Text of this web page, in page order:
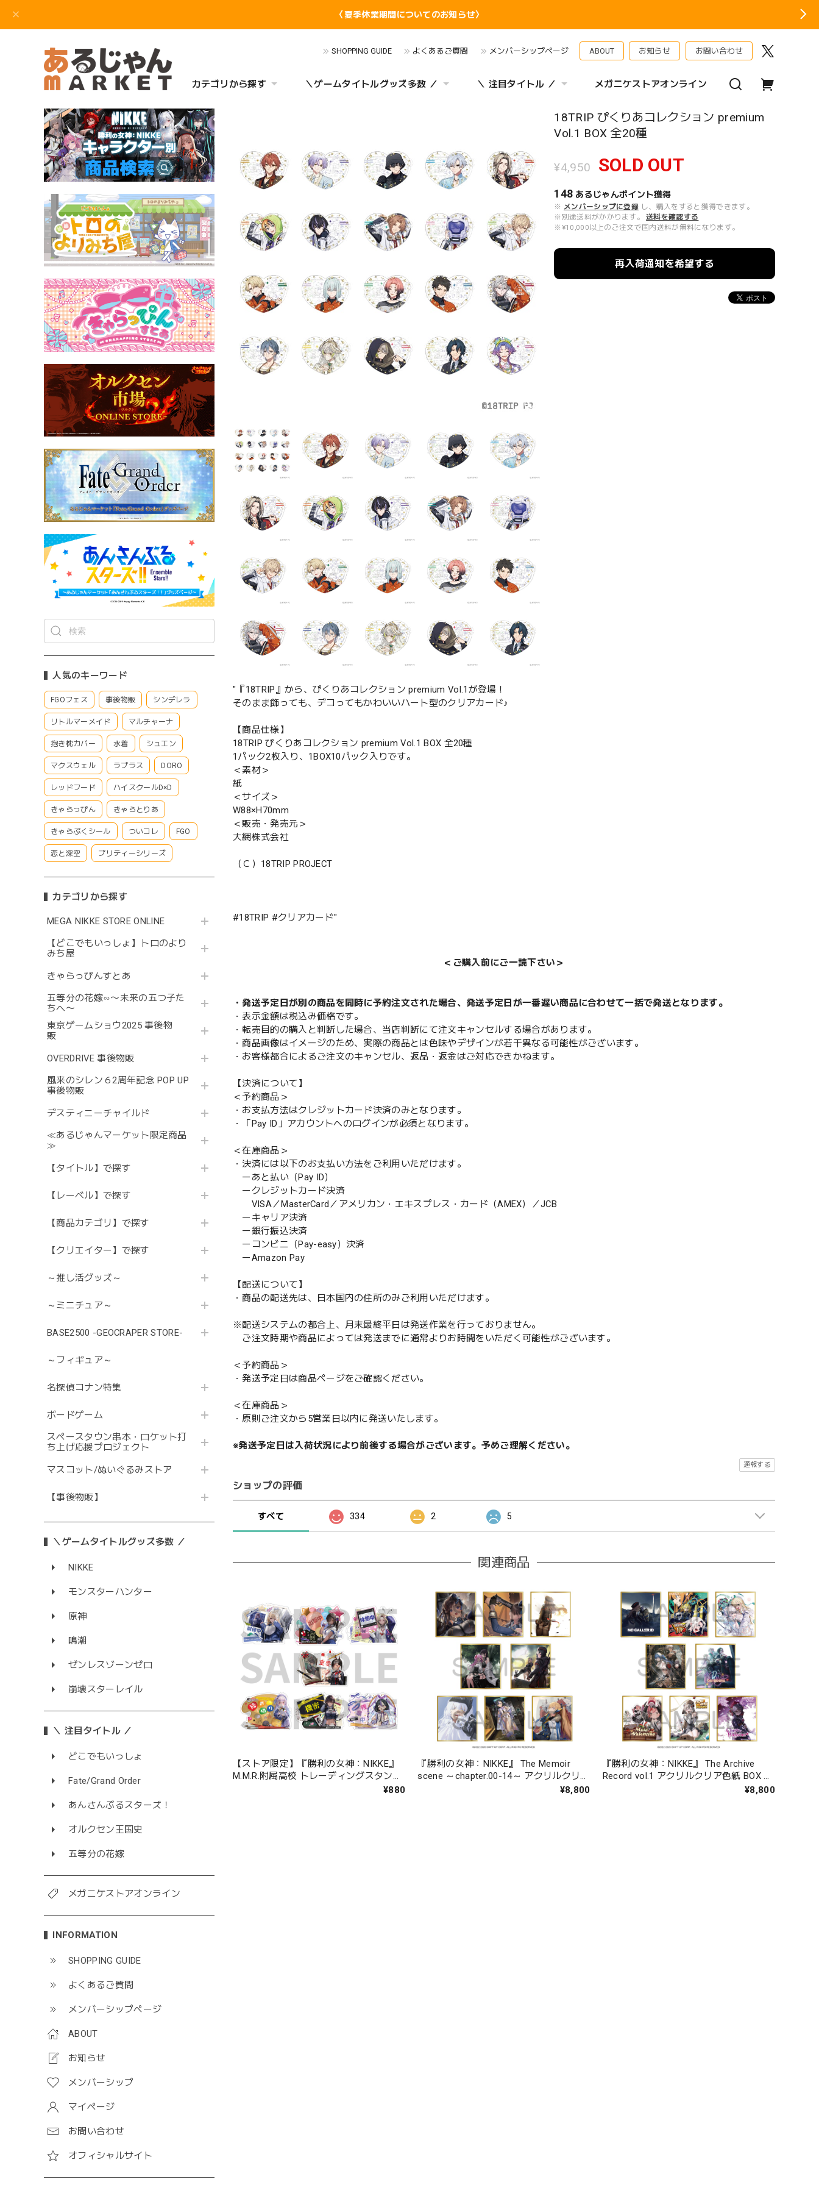
〈夏季休業期間についてのお知らせ〉
SHOPPING GUIDE よくあるご質問 メンバーシップページ ABOUT お知らせ お問い合わせ
カテゴリから探す ＼ゲームタイトルグッズ多数 ／ ＼ 注目タイトル ／ メガニケストアオンライン
人気のキーワード
FGOフェス 事後物販 シンデレラ
リトルマーメイド マルチャーナ
抱き枕カバー 水着 シュエン
マクスウェル ラプラス DORO
レッドフード ハイスクールD×D
きゃらっぴん きゃらとりあ
きゃらぷくシール ついコレ FGO
恋と深空 プリティーシリーズ
カテゴリから探す
MEGA NIKKE STORE ONLINE
【どこでもいっしょ】トロのより
みち屋
きゃらっぴんすとあ
五等分の花嫁∽〜未来の五つ子た
ちへ〜
東京ゲームショウ2025 事後物
販
OVERDRIVE 事後物販
風来のシレン６2周年記念 POP UP
事後物販
デスティニーチャイルド
≪あるじゃんマーケット限定商品
≫
【タイトル】で探す
【レーベル】で探す
【商品カテゴリ】で探す
【クリエイター】で探す
～推し活グッズ～
～ミニチュア～
BASE2500 -GEOCRAPER STORE-
～フィギュア～
名探偵コナン特集
ボードゲーム
スペースタウン串本・ロケット打
ち上げ応援プロジェクト
マスコット/ぬいぐるみストア
【事後物販】
＼ゲームタイトルグッズ多数 ／
NIKKE
モンスターハンター
原神
鳴潮
ゼンレスゾーンゼロ
崩壊スターレイル
＼ 注目タイトル ／
どこでもいっしょ
Fate/Grand Order
あんさんぶるスターズ！
オルクセン王国史
五等分の花嫁
メガニケストアオンライン
INFORMATION
SHOPPING GUIDE
よくあるご質問
メンバーシップページ
ABOUT
お知らせ
メンバーシップ
マイページ
お問い合わせ
オフィシャルサイト
18TRIP ぴくりあコレクション premium
Vol.1 BOX 全20種
¥4,950 SOLD OUT
148 あるじゃんポイント獲得
※ メンバーシップに登録 し、購入をすると獲得できます。
※別途送料がかかります。
送料を確認する
※¥10,000以上のご注文で国内送料が無料になります。
再入荷通知を希望する
"『18TRIP』から、ぴくりあコレクション premium Vol.1が登場！
そのまま飾っても、デコってもかわいいハート型のクリアカード♪
【商品仕様】
18TRIP ぴくりあコレクション premium Vol.1 BOX 全20種
1パック2枚入り、1BOX10パック入りです。
＜素材＞
紙
＜サイズ＞
W88×H70mm
＜販売・発売元＞
大網株式会社
（Ｃ）18TRIP PROJECT
#18TRIP #クリアカード"
＜ご購入前にご一読下さい＞
・発送予定日が別の商品を同時に予約注文された場合、発送予定日が一番遅い商品に合わせて一括で発送となります。
・表示金額は税込み価格です。
・転売目的の購入と判断した場合、当店判断にて注文キャンセルする場合があります。
・商品画像はイメージのため、実際の商品とは色味やデザインが若干異なる可能性がございます。
・お客様都合によるご注文のキャンセル、返品・返金はご対応できかねます。
【決済について】
＜予約商品＞
・お支払方法はクレジットカード決済のみとなります。
・「Pay ID」アカウントへのログインが必須となります。
＜在庫商品＞
・決済には以下のお支払い方法をご利用いただけます。
ーあと払い（Pay ID）
ークレジットカード決済
VISA／MasterCard／アメリカン・エキスプレス・カード（AMEX）／JCB
ーキャリア決済
ー銀行振込決済
ーコンビニ（Pay-easy）決済
ーAmazon Pay
【配送について】
・商品の配送先は、日本国内の住所のみご利用いただけます。
※配送システムの都合上、月末最終平日は発送作業を行っておりません。
ご注文時期や商品によっては発送までに通常よりお時間をいただく可能性がございます。
＜予約商品＞
・発送予定日は商品ページをご確認ください。
＜在庫商品＞
・原則ご注文から5営業日以内に発送いたします。
※発送予定日は入荷状況により前後する場合がございます。予めご理解ください。
通報する
ショップの評価
すべて 334 2 5
関連商品
【ストア限定】『勝利の女神：NIKKE』
M.M.R.附属高校 トレーディングスタンド
¥880
『勝利の女神：NIKKE』 The Memoir
scene ～chapter.00-14～ アクリルクリア
¥8,800
『勝利の女神：NIKKE』 The Archive
Record vol.1 アクリルクリア色紙 BOX 全
¥8,800